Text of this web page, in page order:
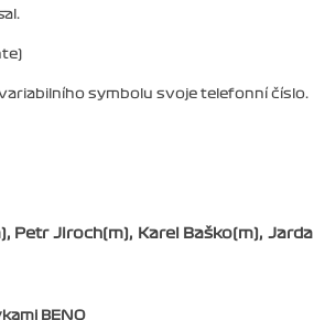
symbolu svoje telefonní číslo.
Petr Jiroch(m), Karel Baško(m), Jarda
BENQ